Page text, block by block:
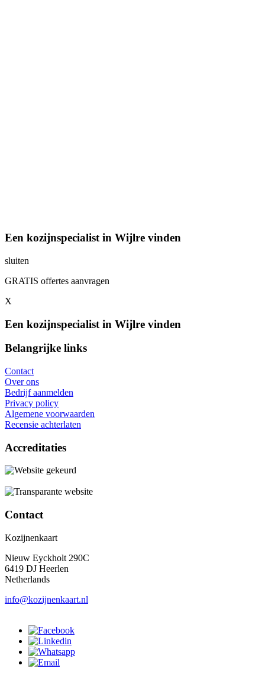
Een kozijnspecialist in Wijlre vinden
sluiten
GRATIS offertes aanvragen
X
Een kozijnspecialist in Wijlre vinden
Belangrijke links
Contact
Over ons
Bedrijf aanmelden
Privacy policy
Algemene voorwaarden
Recensie achterlaten
Accreditaties
Contact
Kozijnenkaart
Nieuw Eyckholt 290C
6419 DJ Heerlen
Netherlands
info@kozijnenkaart.nl